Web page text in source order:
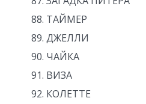
ТАЙМЕР
ДЖЕЛЛИ
ЧАЙКА
ВИЗА
КОЛЕТТЕ